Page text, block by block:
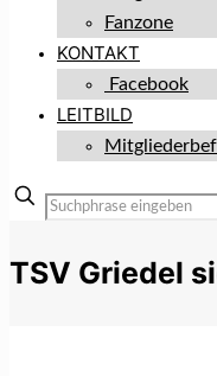
Fanzone
KONTAKT
Facebook
LEITBILD
TSV Griedel